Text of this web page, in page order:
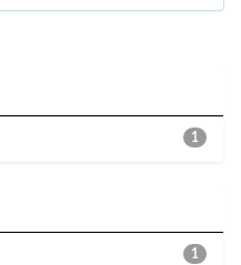
1
1